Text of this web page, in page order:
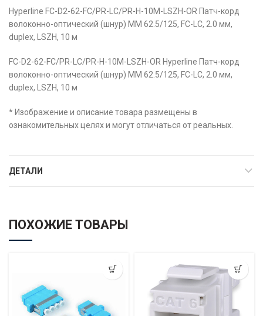
Hyperline FC-D2-62-FC/PR-LC/PR-H-10M-LSZH-OR Патч-корд
волоконно-оптический (шнур) MM 62.5/125, FC-LC, 2.0 мм,
duplex, LSZH, 10 м
FC-D2-62-FC/PR-LC/PR-H-10M-LSZH-OR Hyperline Патч-корд
волоконно-оптический (шнур) MM 62.5/125, FC-LC, 2.0 мм,
duplex, LSZH, 10 м
* Изображение и описание товара размещены в
ознакомительных целях и могут отличаться от реальных.
ДЕТАЛИ
ПОХОЖИЕ ТОВАРЫ